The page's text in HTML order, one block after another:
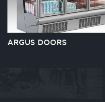
ARGUS DOORS